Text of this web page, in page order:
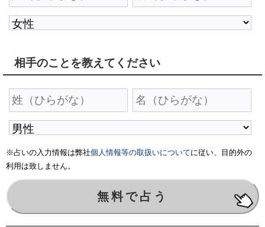
相手のことを教えてください
※占いの入力情報は弊社個人情報等の取扱いについてに従い、目的外の
利用は致しません。